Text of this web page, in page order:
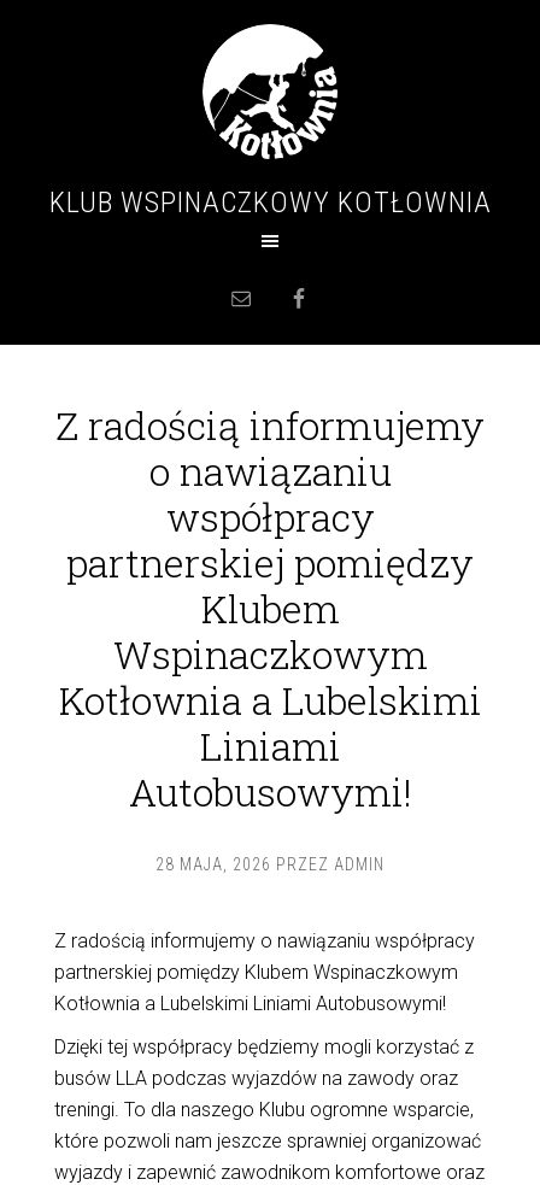
KLUB WSPINACZKOWY KOTŁOWNIA
Z radością informujemy
o nawiązaniu
współpracy
partnerskiej pomiędzy
Klubem
Wspinaczkowym
Kotłownia a Lubelskimi
Liniami
Autobusowymi!
28 MAJA, 2026 PRZEZ ADMIN
Z radością informujemy o nawiązaniu współpracy
partnerskiej pomiędzy Klubem Wspinaczkowym
Kotłownia a Lubelskimi Liniami Autobusowymi!
Dzięki tej współpracy będziemy mogli korzystać z
busów LLA podczas wyjazdów na zawody oraz
treningi. To dla naszego Klubu ogromne wsparcie,
które pozwoli nam jeszcze sprawniej organizować
wyjazdy i zapewnić zawodnikom komfortowe oraz